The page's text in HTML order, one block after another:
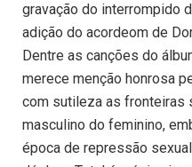
gravação do interrompido
adição do acordeom de
Dentre as canções do
merece menção honrosa
com sutileza as fronteiras
masculino do feminino,
época de repressão